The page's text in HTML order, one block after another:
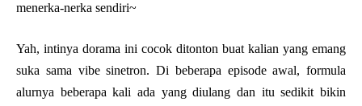
menerka-nerka sendiri~
Yah, intinya dorama ini cocok ditonton buat kalian yang emang
suka sama vibe sinetron. Di beberapa episode awal, formula
alurnya beberapa kali ada yang diulang dan itu sedikit bikin